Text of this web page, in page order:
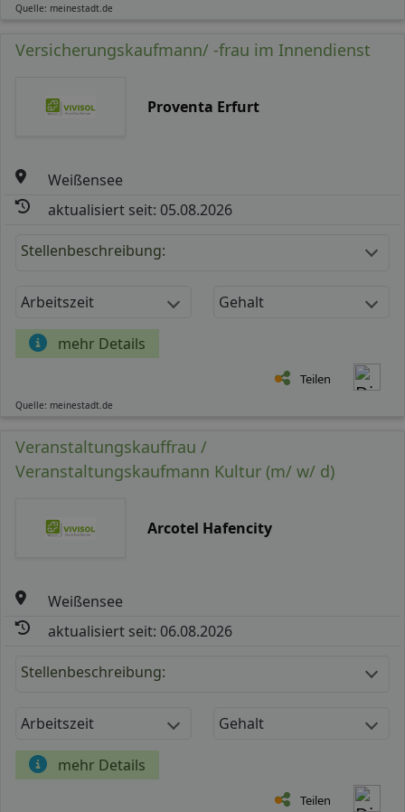
Quelle: meinestadt.de
Versicherungskaufmann/ -frau im Innendienst
Proventa Erfurt
Weißensee
aktualisiert seit: 05.08.2026
Stellenbeschreibung:
Arbeitszeit Gehalt
mehr Details
Teilen
Quelle: meinestadt.de
Veranstaltungskauffrau /
Veranstaltungskaufmann Kultur (m/ w/ d)
Arcotel Hafencity
Weißensee
aktualisiert seit: 06.08.2026
Stellenbeschreibung:
Arbeitszeit Gehalt
mehr Details
Teilen